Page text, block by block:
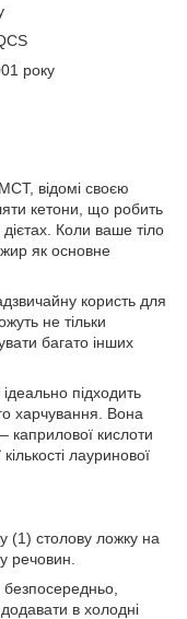
року
відомі своєю
кетони, що робить
Коли ваше тіло
як основне
користь для
не тільки
багато інших
підходить
харчування. Вона
каприлової кислоти
лауринової
(1) столову ложку на
речовин.
в холодні